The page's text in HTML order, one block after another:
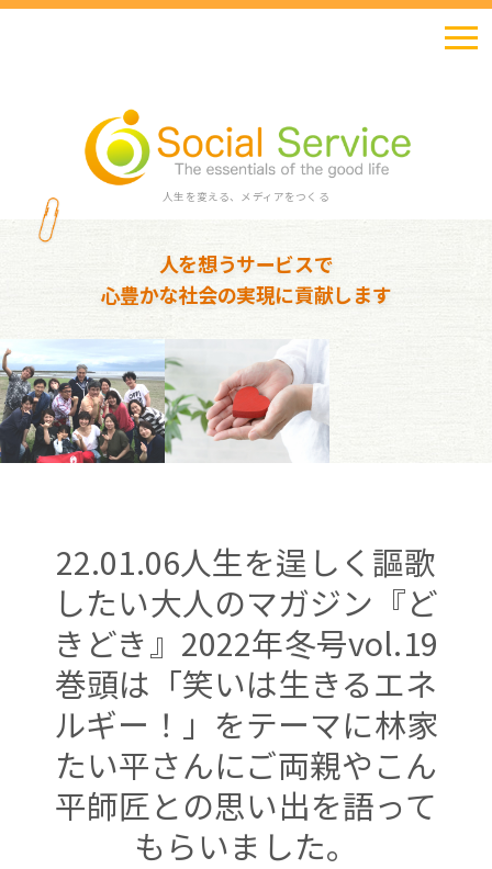
人生を変える、メディアをつくる
人を想うサービスで
心豊かな社会の実現に貢献します
22.01.06人生を逞しく謳歌
したい大人のマガジン『ど
きどき』2022年冬号vol.19
巻頭は「笑いは生きるエネ
ルギー！」をテーマに林家
たい平さんにご両親やこん
平師匠との思い出を語って
もらいました。